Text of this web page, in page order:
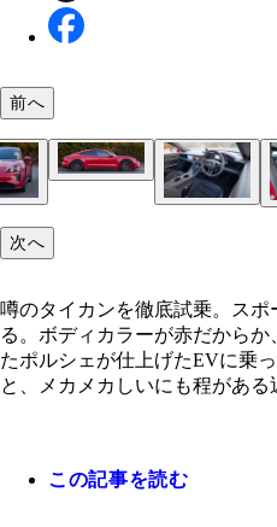
2850㎏と超ヘビー級
荷室の容量はリアが
ンネットを開ける
前へ
次へ
噂のタイカンを徹底試乗。ス
る。ボディカラーが赤だから
たポルシェが仕上げたEVに乗
と、メカメカしいにも程がある
この記事を読む